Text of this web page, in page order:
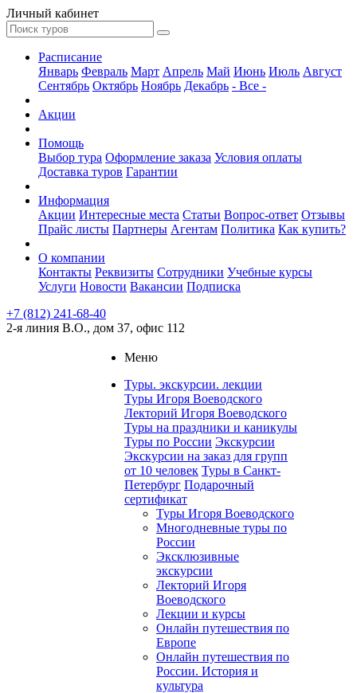
Личный кабинет
Расписание
Январь Февраль Март Апрель Май Июнь Июль Август
Сентябрь Октябрь Ноябрь Декабрь - Все -
Акции
Помощь
Выбор тура Оформление заказа Условия оплаты
Доставка туров Гарантии
Информация
Акции Интересные места Статьи Вопрос-ответ Отзывы
Прайс листы Партнеры Агентам Политика Как купить?
О компании
Контакты Реквизиты Сотрудники Учебные курсы
Услуги Новости Вакансии Подписка
+7 (812) 241-68-40
2-я линия В.О., дом 37, офис 112
Меню
Туры. экскурсии. лекции
Туры Игоря Воеводского
Лекторий Игоря Воеводского
Туры на праздники и каникулы
Туры по России Экскурсии
Экскурсии на заказ для групп
от 10 человек Туры в Санкт-
Петербург Подарочный
сертификат
Туры Игоря Воеводского
Многодневные туры по
России
Эксклюзивные
экскурсии
Лекторий Игоря
Воеводского
Лекции и курсы
Онлайн путешествия по
Европе
Онлайн путешествия по
России. История и
культура